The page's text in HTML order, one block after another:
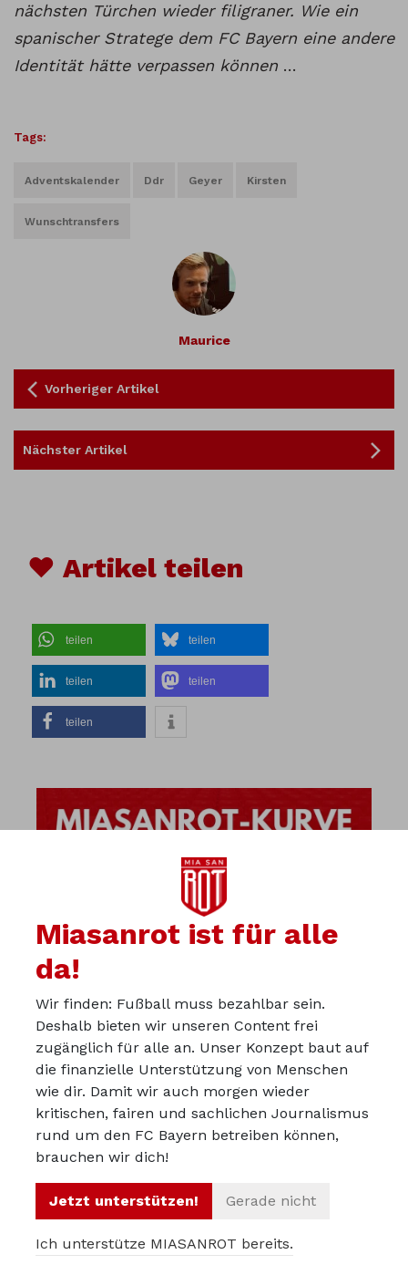
nächsten Türchen wieder filigraner. Wie ein
spanischer Stratege dem FC Bayern eine andere
Identität hätte verpassen können …
Tags:
Adventskalender Ddr Geyer Kirsten
Wunschtransfers
Maurice
Vorheriger Artikel
Nächster Artikel
♥ Artikel teilen
teilen teilen
teilen teilen
teilen
© 2012 – 2026 Miasanrot
Werbepartner werden
Datenschutz
Miasanrot ist für alle
da!
Wir finden: Fußball muss bezahlbar sein.
Deshalb bieten wir unseren Content frei
zugänglich für alle an. Unser Konzept baut auf
die finanzielle Unterstützung von Menschen
wie dir. Damit wir auch morgen wieder
kritischen, fairen und sachlichen Journalismus
rund um den FC Bayern betreiben können,
brauchen wir dich!
Jetzt unterstützen! Gerade nicht
Ich unterstütze MIASANROT bereits.